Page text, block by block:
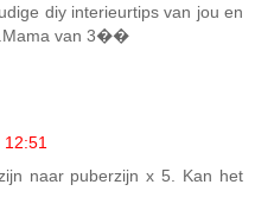
diy interieurtips van jou en
van 3��
naar puberzijn x 5. Kan het